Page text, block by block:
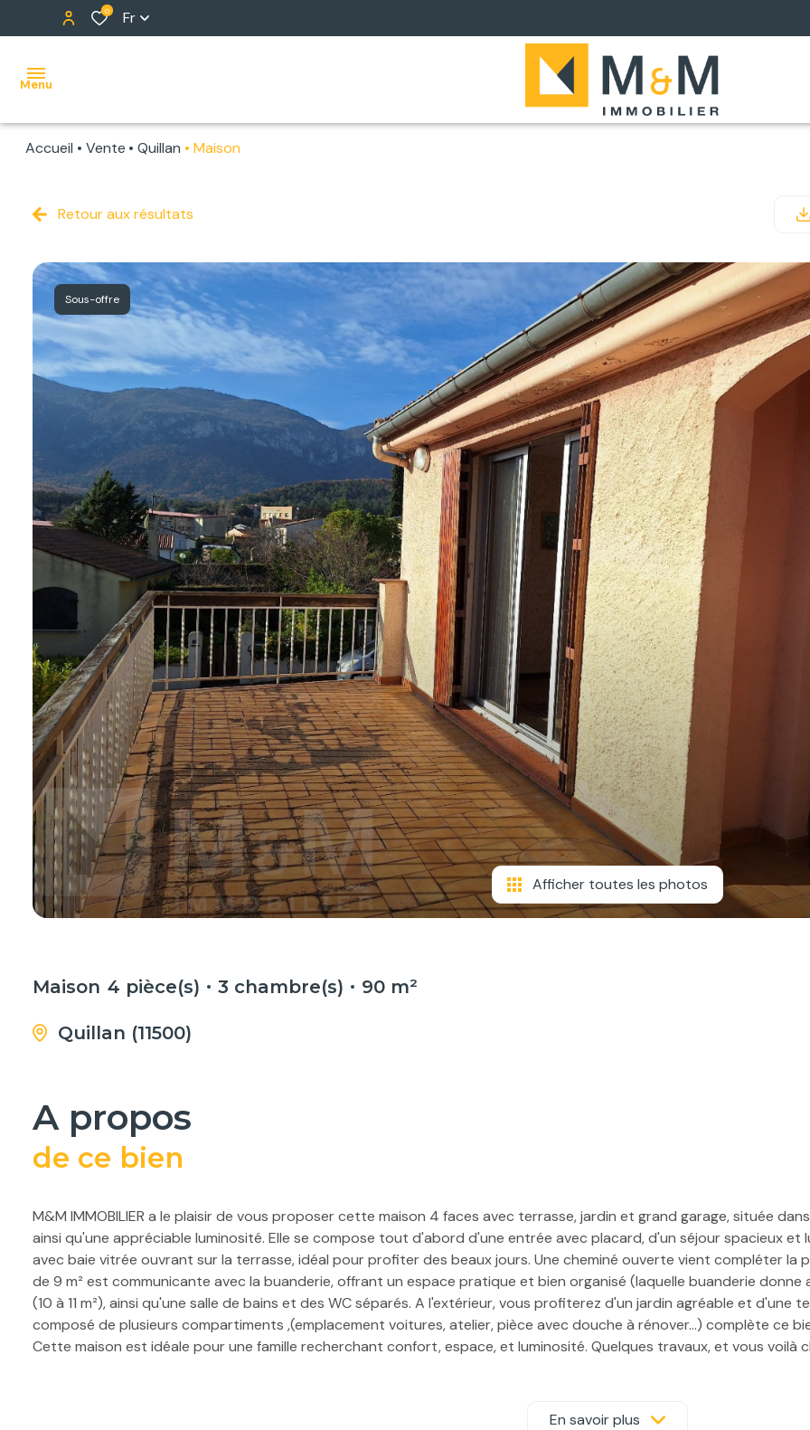
0 Fr
Menu
NOS
ALERTE
E-MAIL
NOTRE
ÉQUIPE
NOUS
CONTACTER
Accueil Vente Quillan Maison
Retour aux résultats
Sous-offre
Afficher toutes les photos
Maison 4 pièce(s) 3 chambre(s) 90 m²
Quillan (11500)
a propos
de ce bien
M&M IMMOBILIER a le plaisir de vous proposer cette maison 4 faces avec terrasse, jardin et grand garage, située
ainsi qu'une appréciable luminosité. Elle se compose tout d'abord d'une entrée avec placard, d'un séjour spacieux et
avec baie vitrée ouvrant sur la terrasse, idéal pour profiter des beaux jours. Une cheminé ouverte vient compléter la
de 9 m² est communicante avec la buanderie, offrant un espace pratique et bien organisé (laquelle buanderie
(10 à 11 m²), ainsi qu'une salle de bains et des WC séparés. A l'extérieur, vous profiterez d'un jardin agréable et d'une
composé de plusieurs compartiments ,(emplacement voitures, atelier, pièce avec douche à rénover...) complète ce
Cette maison est idéale pour une famille recherchant confort, espace, et luminosité. Quelques travaux, et vous voilà
En savoir plus